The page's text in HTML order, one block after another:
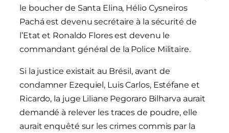
le boucher de Santa Elina, Hélio Cysneiros
Pachá est devenu secrétaire à la sécurité de
l’Etat et Ronaldo Flores est devenu le
commandant général de la Police Militaire.
Si la justice existait au Brésil, avant de
condamner Ezequiel, Luis Carlos, Estéfane et
Ricardo, la juge Liliane Pegoraro Bilharva aurait
demandé à relever les traces de poudre, elle
aurait enquêté sur les crimes commis par la